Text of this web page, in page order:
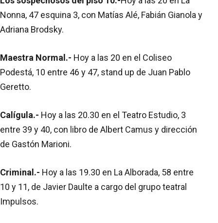
Nonna, 47 esquina 3, con Matías Alé, Fabián Gianola y
Adriana Brodsky.
Maestra Normal.- Hoy a las 20 en el Coliseo
Podestá, 10 entre 46 y 47, stand up de Juan Pablo
Geretto.
Calígula.- Hoy a las 20.30 en el Teatro Estudio, 3
entre 39 y 40, con libro de Albert Camus y dirección
de Gastón Marioni.
Criminal.- Hoy a las 19.30 en La Alborada, 58 entre
10 y 11, de Javier Daulte a cargo del grupo teatral
Impulsos.